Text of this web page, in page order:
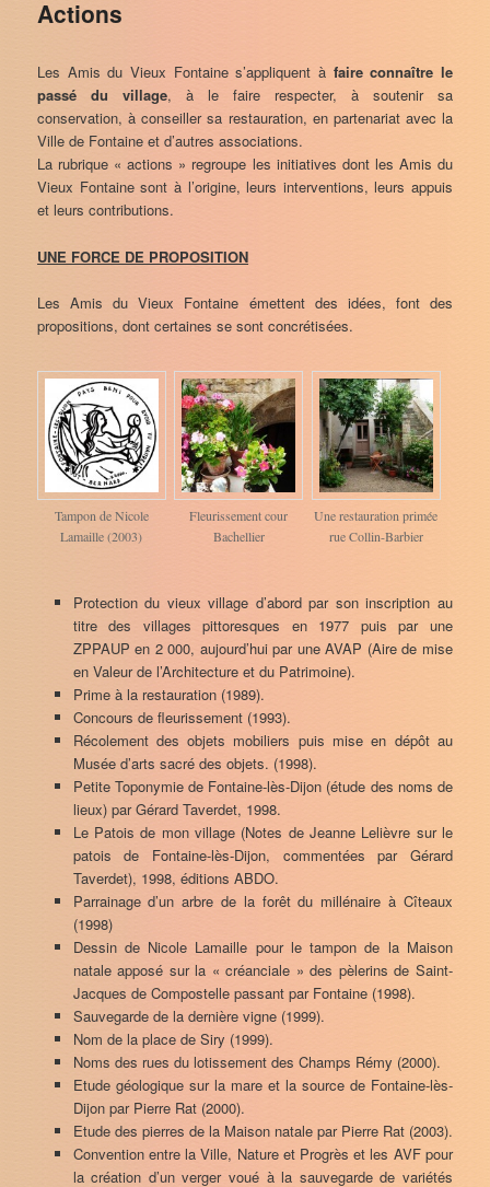
Actions
Les Amis du Vieux Fontaine s’appliquent à faire connaître le
passé du village, à le faire respecter, à soutenir sa
conservation, à conseiller sa restauration, en partenariat avec la
Ville de Fontaine et d’autres associations.
La rubrique « actions » regroupe les initiatives dont les Amis du
Vieux Fontaine sont à l’origine, leurs interventions, leurs appuis
et leurs contributions.
UNE FORCE DE PROPOSITION
Les Amis du Vieux Fontaine émettent des idées, font des
propositions, dont certaines se sont concrétisées.
Tampon de Nicole
Lamaille (2003)
Fleurissement cour
Bachellier
Une restauration primée
rue Collin-Barbier
Protection du vieux village d’abord par son inscription au
titre des villages pittoresques en 1977 puis par une
ZPPAUP en 2 000, aujourd’hui par une AVAP (Aire de mise
en Valeur de l’Architecture et du Patrimoine).
Prime à la restauration (1989).
Concours de fleurissement (1993).
Récolement des objets mobiliers puis mise en dépôt au
Musée d’arts sacré des objets. (1998).
Petite Toponymie de Fontaine-lès-Dijon (étude des noms de
lieux) par Gérard Taverdet, 1998.
Le Patois de mon village (Notes de Jeanne Lelièvre sur le
patois de Fontaine-lès-Dijon, commentées par Gérard
Taverdet), 1998, éditions ABDO.
Parrainage d’un arbre de la forêt du millénaire à Cîteaux
(1998)
Dessin de Nicole Lamaille pour le tampon de la Maison
natale apposé sur la « créanciale » des pèlerins de Saint-
Jacques de Compostelle passant par Fontaine (1998).
Sauvegarde de la dernière vigne (1999).
Nom de la place de Siry (1999).
Noms des rues du lotissement des Champs Rémy (2000).
Etude géologique sur la mare et la source de Fontaine-lès-
Dijon par Pierre Rat (2000).
Etude des pierres de la Maison natale par Pierre Rat (2003).
Convention entre la Ville, Nature et Progrès et les AVF pour
la création d’un verger voué à la sauvegarde de variétés